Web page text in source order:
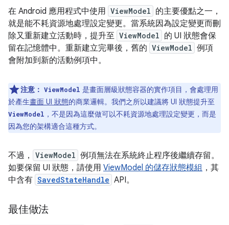
在 Android 應用程式中使用 ViewModel 的主要優點之一，
就是能不耗資源地處理設定變更。當系統因為設定變更而刪
除又重新建立活動時，提升至 ViewModel 的 UI 狀態會保
留在記憶體中。重新建立完畢後，舊的 ViewModel 例項
會附加到新的活動例項中。
注意： ViewModel 是畫面層級狀態容器的實作項目，會處理用
於產生畫面 UI 狀態的商業邏輯。我們之所以建議將 UI 狀態提升至
ViewModel ，不是因為這麼做可以不耗資源地處理設定變更，而是
因為您的架構適合這種方式。
不過， ViewModel 例項無法在系統終止程序後繼續存留。
如要保留 UI 狀態，請使用 ViewModel 的儲存狀態模組 ，其
中含有 SavedStateHandle API。
最佳做法